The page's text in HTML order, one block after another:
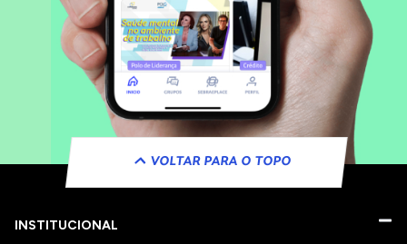
VOLTAR PARA O TOPO
INSTITUCIONAL